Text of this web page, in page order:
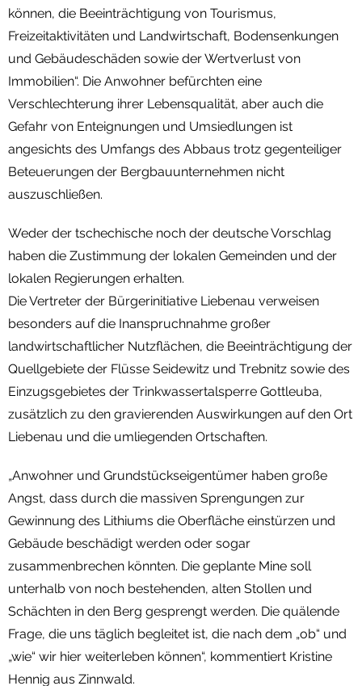
können, die Beeinträchtigung von Tourismus,
Freizeitaktivitäten und Landwirtschaft, Bodensenkungen
und Gebäudeschäden sowie der Wertverlust von
Immobilien“. Die Anwohner befürchten eine
Verschlechterung ihrer Lebensqualität, aber auch die
Gefahr von Enteignungen und Umsiedlungen ist
angesichts des Umfangs des Abbaus trotz gegenteiliger
Beteuerungen der Bergbauunternehmen nicht
auszuschließen.
Weder der tschechische noch der deutsche Vorschlag
haben die Zustimmung der lokalen Gemeinden und der
lokalen Regierungen erhalten.
Die Vertreter der Bürgerinitiative Liebenau verweisen
besonders auf die Inanspruchnahme großer
landwirtschaftlicher Nutzflächen, die Beeinträchtigung der
Quellgebiete der Flüsse Seidewitz und Trebnitz sowie des
Einzugsgebietes der Trinkwassertalsperre Gottleuba,
zusätzlich zu den gravierenden Auswirkungen auf den Ort
Liebenau und die umliegenden Ortschaften.
„Anwohner und Grundstückseigentümer haben große
Angst, dass durch die massiven Sprengungen zur
Gewinnung des Lithiums die Oberfläche einstürzen und
Gebäude beschädigt werden oder sogar
zusammenbrechen könnten. Die geplante Mine soll
unterhalb von noch bestehenden, alten Stollen und
Schächten in den Berg gesprengt werden. Die quälende
Frage, die uns täglich begleitet ist, die nach dem „ob“ und
„wie“ wir hier weiterleben können“, kommentiert Kristine
Hennig aus Zinnwald.